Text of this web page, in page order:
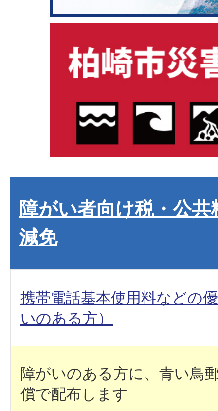
障がい者向け税・公
減免
携帯電話基本使用料などの
いのある方）
障がいのある方に、青い鳥
償で配布します